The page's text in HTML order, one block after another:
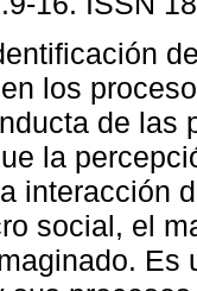
los
de las
la
interacción
social, el
Es